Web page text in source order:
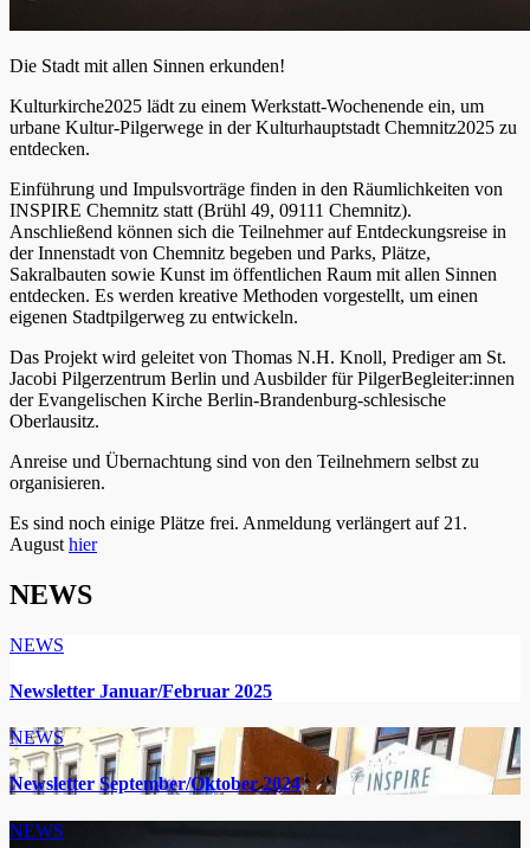
Die Stadt mit allen Sinnen erkunden!
Kulturkirche2025 lädt zu einem Werkstatt-Wochenende ein, um
urbane Kultur-Pilgerwege in der Kulturhauptstadt Chemnitz2025 zu
entdecken.
Einführung und Impulsvorträge finden in den Räumlichkeiten von
INSPIRE Chemnitz statt (Brühl 49, 09111 Chemnitz).
Anschließend können sich die Teilnehmer auf Entdeckungsreise in
der Innenstadt von Chemnitz begeben und Parks, Plätze,
Sakralbauten sowie Kunst im öffentlichen Raum mit allen Sinnen
entdecken. Es werden kreative Methoden vorgestellt, um einen
eigenen Stadtpilgerweg zu entwickeln.
Das Projekt wird geleitet von Thomas N.H. Knoll, Prediger am St.
Jacobi Pilgerzentrum Berlin und Ausbilder für PilgerBegleiter:innen
der Evangelischen Kirche Berlin-Brandenburg-schlesische
Oberlausitz.
Anreise und Übernachtung sind von den Teilnehmern selbst zu
organisieren.
Es sind noch einige Plätze frei. Anmeldung verlängert auf 21.
August hier
NEWS
NEWS
Newsletter Januar/Februar 2025
NEWS
Newsletter September/Oktober 2024
NEWS